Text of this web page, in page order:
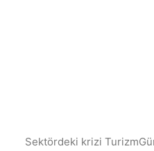
Sektördeki krizi